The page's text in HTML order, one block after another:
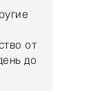
от
до